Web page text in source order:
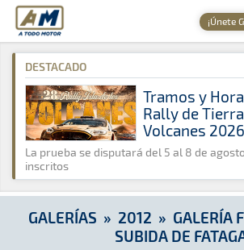
A Todo Motor · Revista del
¡Únete
A Todo Motor » Galerías » 2012 » Galería
DESTACADO
Tramos y
Rally de
Volcanes 2026
La prueba se disputará del 5 al 8 de
inscritos
GALERÍAS » 2012 » GALERÍA
SUBIDA DE